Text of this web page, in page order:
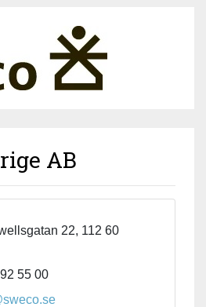
AB
22, 112 60
55 00